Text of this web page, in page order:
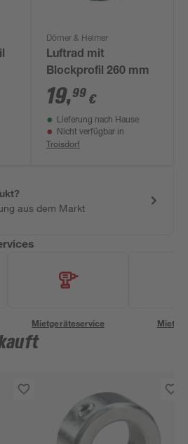
Dörner & Helmer
Luftrad mit
Blockprofil 260 mm
19,99 €
Lieferung nach Hause
Nicht verfügbar in
Troisdorf
aus dem Markt
Mietgeräteservice